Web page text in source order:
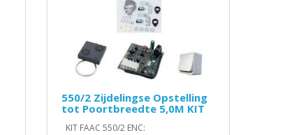
550/2 Zijdelingse Opstelling
tot Poortbreedte 5,0M KIT
KIT FAAC 550/2 ENC: